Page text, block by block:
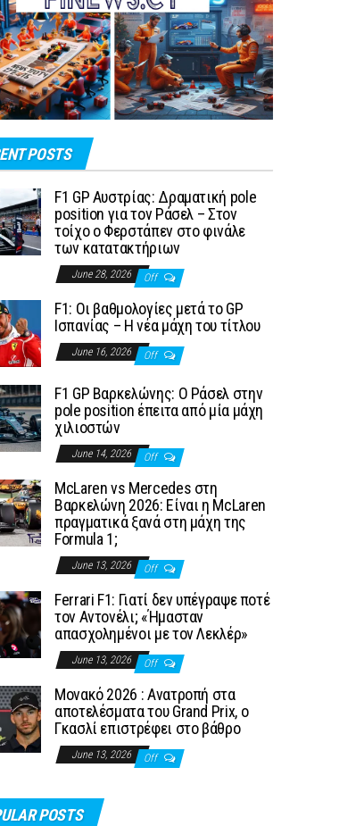
POSTS
F1 GP Αυστρίας: Δραματική pole
position για τον Ράσελ – Στον
τοίχο ο Φερστάπεν στο φινάλε
των κατατακτήριων
June 28, 2026 Off
F1: Οι βαθμολογίες μετά το GP
Ισπανίας – Η νέα μάχη του τίτλου
June 16, 2026 Off
F1 GP Βαρκελώνης: Ο Ράσελ στην
pole position έπειτα από μία μάχη
χιλιοστών
June 14, 2026 Off
McLaren vs Mercedes στη
Βαρκελώνη 2026: Είναι η McLaren
πραγματικά ξανά στη μάχη της
Formula 1;
June 13, 2026 Off
Ferrari F1: Γιατί δεν υπέγραψε ποτέ
τον Αντονέλι; «Ήμασταν
απασχολημένοι με τον Λεκλέρ»
June 13, 2026 Off
Μονακό 2026 : Ανατροπή στα
αποτελέσματα του Grand Prix, ο
Γκασλί επιστρέφει στο βάθρο
June 13, 2026 Off
POSTS